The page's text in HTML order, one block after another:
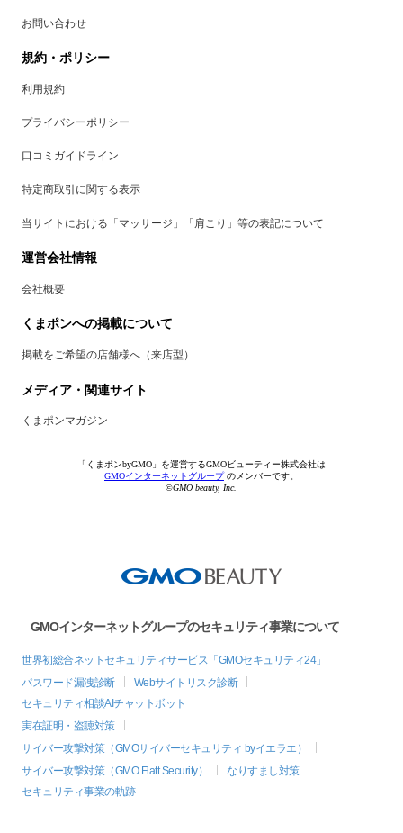
お問い合わせ
規約・ポリシー
利用規約
プライバシーポリシー
口コミガイドライン
特定商取引に関する表示
当サイトにおける「マッサージ」「肩こり」等の表記について
運営会社情報
会社概要
くまポンへの掲載について
掲載をご希望の店舗様へ（来店型）
メディア・関連サイト
くまポンマガジン
「くまポンbyGMO」を運営するGMOビューティー株式会社は
GMOインターネットグループのメンバーです。
©GMO beauty, Inc.
GMOインターネットグループのセキュリティ事業について
世界初総合ネットセキュリティサービス「GMOセキュリティ24」
パスワード漏洩診断
Webサイトリスク診断
セキュリティ相談AIチャットボット
実在証明・盗聴対策
サイバー攻撃対策（GMOサイバーセキュリティ byイエラエ）
サイバー攻撃対策（GMO Flatt Security）
なりすまし対策
セキュリティ事業の軌跡